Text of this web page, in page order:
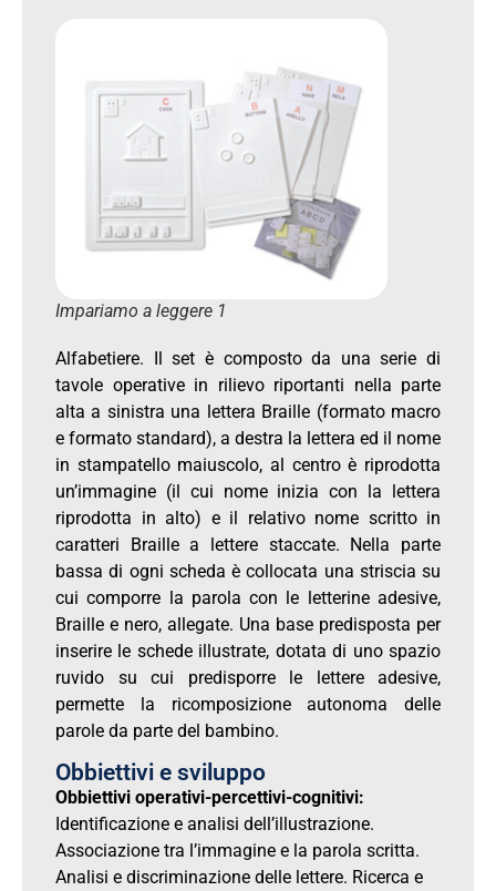
Impariamo a leggere 1
Alfabetiere. Il set è composto da una serie di
tavole operative in rilievo riportanti nella parte
alta a sinistra una lettera Braille (formato macro
e formato standard), a destra la lettera ed il nome
in stampatello maiuscolo, al centro è riprodotta
un’immagine (il cui nome inizia con la lettera
riprodotta in alto) e il relativo nome scritto in
caratteri Braille a lettere staccate. Nella parte
bassa di ogni scheda è collocata una striscia su
cui comporre la parola con le letterine adesive,
Braille e nero, allegate. Una base predisposta per
inserire le schede illustrate, dotata di uno spazio
ruvido su cui predisporre le lettere adesive,
permette la ricomposizione autonoma delle
parole da parte del bambino.
Obbiettivi e sviluppo
Obbiettivi operativi-percettivi-cognitivi:
Identificazione e analisi dell’illustrazione.
Associazione tra l’immagine e la parola scritta.
Analisi e discriminazione delle lettere. Ricerca e